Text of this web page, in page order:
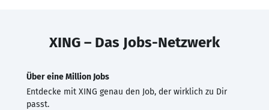
XING – Das Jobs-Netzwerk
Über eine Million Jobs
Entdecke mit XING genau den Job, der wirklich zu Dir
passt.